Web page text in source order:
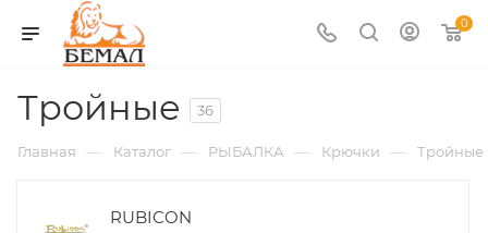
0
Тройные 36
Главная — Каталог — РЫБАЛКА — Крючки — Тройные
RUBICON